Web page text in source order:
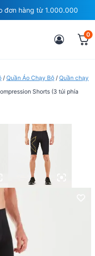
đơn hàng từ 1.000.000
0
/ Quần Áo Chạy Bộ / Quần chạy
Shorts (3 túi phía